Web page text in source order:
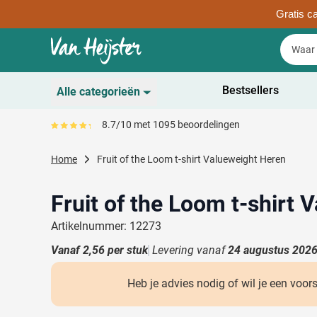
Gratis
Ga naar de inhoud Zoek
Zoek
Alle categorieën
Duurzaam
Toon submenu voor
Toon submenu voor
Kantoorartikelen
Toon submenu voor
Tassen
Toon submenu voor
Toon submenu voor
Bestsellers
Gemiddeld reviewpercentage is 87
8.7/10 met 1095 beoordelingen
Home Fruit of the Loom t-shirt Valueweight Heren
Fruit of the Loom t-shirt
Artikelnummer: 12273
Vanaf2,56 per stuk Levering vanaf24 augustus 2026
Heb je advies nodig of wil je een